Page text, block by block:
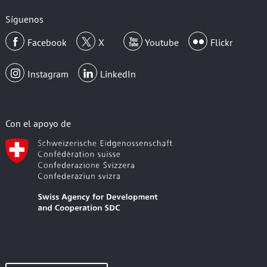
electrónico
Síguenos
Facebook
X Youtube Flickr
Instagram LinkedIn
Con el apoyo de